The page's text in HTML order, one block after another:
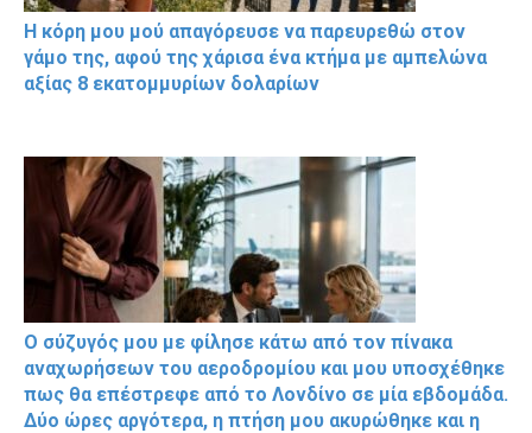
Η κόρη μου μού απαγόρευσε να παρευρεθώ στον
γάμο της, αφού της χάρισα ένα κτήμα με αμπελώνα
αξίας 8 εκατομμυρίων δολαρίων
Ο σύζυγός μου με φίλησε κάτω από τον πίνακα
αναχωρήσεων του αεροδρομίου και μου υποσχέθηκε
πως θα επέστρεφε από το Λονδίνο σε μία εβδομάδα.
Δύο ώρες αργότερα, η πτήση μου ακυρώθηκε και η